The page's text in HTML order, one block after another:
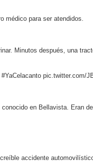
médico para ser atendidos.
Minutos después, una
pic.twitter.com/
conocido en Bellavista. Eran
accidente